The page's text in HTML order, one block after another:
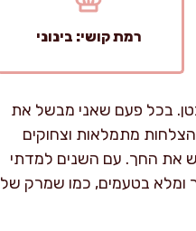
רמת קושי: בינוני
בכל פעם שאני מבשל את
מתמלאות וצחוקים
את החך. עם השנים למדתי
ומלא בטעמים, כמו שמרק של